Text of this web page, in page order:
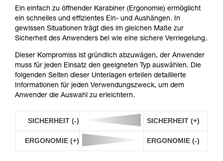
Ein einfach zu öffnender Karabiner (Ergonomie) ermöglicht
ein schnelles und effizientes Ein- und Aushängen. In
gewissen Situationen trägt dies im gleichen Maße zur
Sicherheit des Anwenders bei wie eine sichere Verriegelung.
Dieser Kompromiss ist gründlich abzuwägen, der Anwender
muss für jeden Einsatz den geeigneten Typ auswählen. Die
folgenden Seiten dieser Unterlagen erteilen detaillierte
Informationen für jeden Verwendungszweck, um dem
Anwender die Auswahl zu erleichtern.
SICHERHEIT (-) SICHERHEIT (+)
ERGONOMIE (+) ERGONOMIE (-)